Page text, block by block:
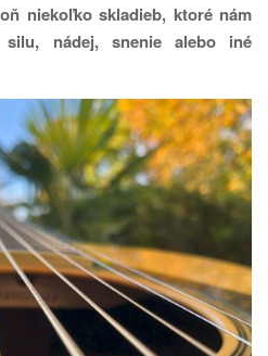
niekoľko skladieb, ktoré nám
nádej, snenie alebo iné